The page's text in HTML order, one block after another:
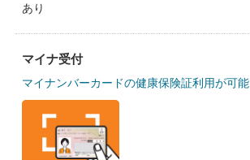
あり
マイナ受付
マイナンバーカードの健康保険証利用が可能